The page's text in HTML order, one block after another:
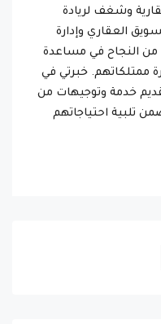
وشغف لريادة
العقاري وإدارة
النجاح في مساعدة
ممتلكاتهم. خبرتي في
خدمة وتوجيهات من
تلبية احتياجاتهم